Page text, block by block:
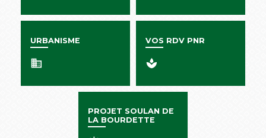
URBANISME
business
VOS RDV PNR
spa
PROJET SOULAN DE
LA BOURDETTE